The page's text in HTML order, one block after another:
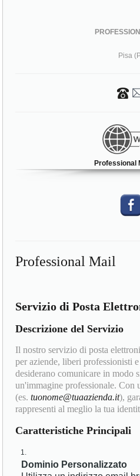
Pisa
Professional
Professional Mail
Servizio di Posta
Descrizione del Servizio
Il nostro servizio di posta
per aziende, liberi professionisti
desiderano comunicare in modo
un'immagine professionale. Con
(es.tuonome@tuaazienda.it),
rappresenti al meglio la tua
Caratteristiche Principali
Dominio Personalizzato